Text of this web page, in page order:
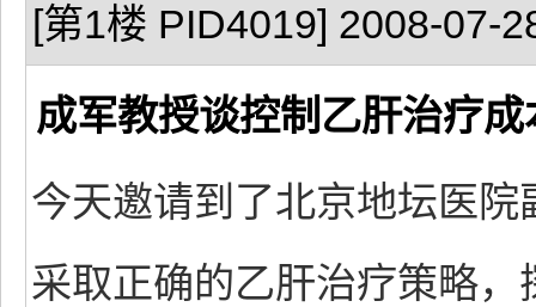
[第1楼 PID4019] 2008-07-
成军教授谈控制乙肝治疗
今天邀请到了北京地坛医
采取正确的乙肝治疗策略